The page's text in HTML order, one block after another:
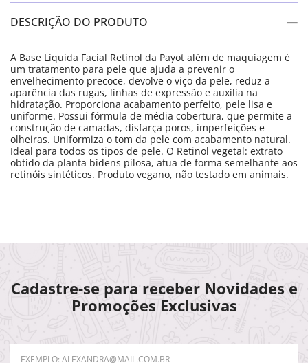
DESCRIÇÃO DO PRODUTO
A Base Líquida Facial Retinol da Payot além de maquiagem é
um tratamento para pele que ajuda a prevenir o
envelhecimento precoce, devolve o viço da pele, reduz a
aparência das rugas, linhas de expressão e auxilia na
hidratação. Proporciona acabamento perfeito, pele lisa e
uniforme. Possui fórmula de média cobertura, que permite a
construção de camadas, disfarça poros, imperfeições e
olheiras. Uniformiza o tom da pele com acabamento natural.
Ideal para todos os tipos de pele. O Retinol vegetal: extrato
obtido da planta bidens pilosa, atua de forma semelhante aos
retinóis sintéticos. Produto vegano, não testado em animais.
Cadastre-se para receber Novidades e
Promoções Exclusivas